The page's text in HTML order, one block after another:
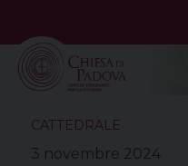
content
CATTEDRALE
3 novembre 2024